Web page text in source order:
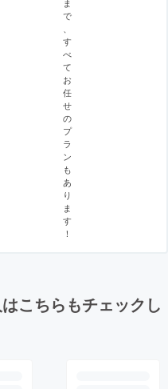
ま
で
、
す
べ
て
お
任
せ
の
プ
ラ
ン
も
あ
り
ま
す
！
こちらもチェックし